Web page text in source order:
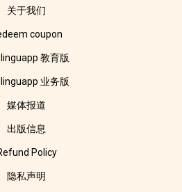
关于我们
coupon
教育版
业务版
媒体报道
出版信息
Policy
隐私声明